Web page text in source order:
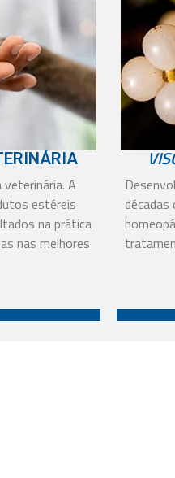
veterinária. A
estéreis
na prática
nas melhores
décadas